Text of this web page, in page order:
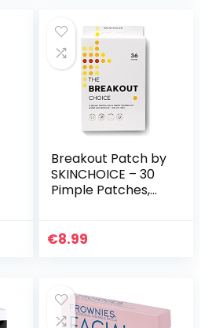
Breakout Patch by
SKINCHOICE – 30
Pimple Patches,
Acne Patch om
€8.99